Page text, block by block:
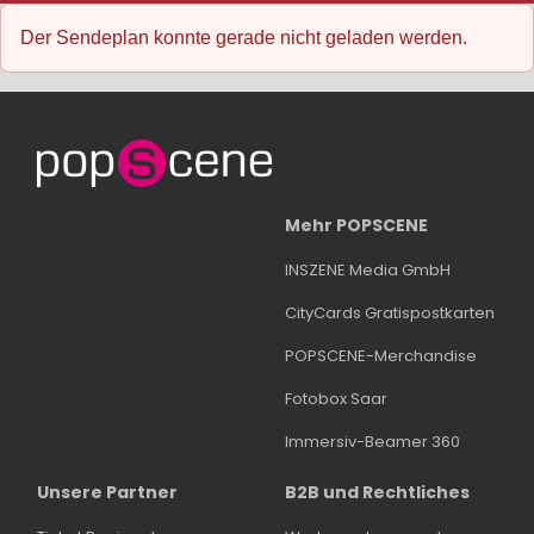
Der Sendeplan konnte gerade nicht geladen werden.
Mehr POPSCENE
INSZENE Media GmbH
CityCards Gratispostkarten
POPSCENE-Merchandise
Fotobox Saar
Immersiv-Beamer 360
Unsere Partner B2B und Rechtliches